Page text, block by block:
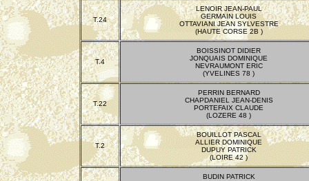
T.24
LENOIR JEAN-PAUL
GERMAIN LOUIS
OTTAVIANI JEAN SYLVESTRE
(HAUTE CORSE 2B )
T.4
BOISSINOT DIDIER
JONQUAIS DOMINIQUE
NEVRAUMONT ERIC
(YVELINES 78 )
T.22
PERRIN BERNARD
CHAPDANIEL JEAN-DENIS
PORTEFAIX CLAUDE
(LOZERE 48 )
T.2
BOUILLOT PASCAL
ALLIER DOMINIQUE
DUPUY PATRICK
(LOIRE 42 )
BUDIN PATRICK